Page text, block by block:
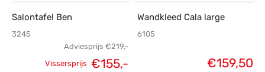
Salontafel Ben
3245
Adviesprijs €219,-
Vissersprijs €155,-
Wandkleed Cala large
6105
€159,50